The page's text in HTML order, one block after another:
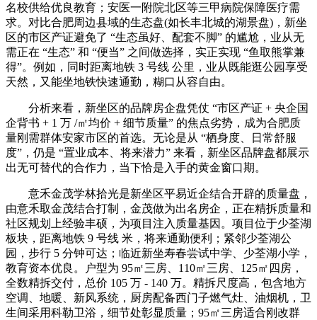
名校供给优良教育；安医一附院北区等三甲病院保障医疗需
求。对比合肥周边县域的生态盘(如长丰北城的湖景盘)，新坐
区的市区产证避免了 “生态虽好、配套不脚” 的尴尬，业从无
需正在 “生态” 和 “便当” 之间做选择，实正实现 “鱼取熊掌兼
得”。例如，同时距离地铁 3 号线 公里，业从既能逛公园享受
天然，又能坐地铁快速通勤，糊口从容自由。
分析来看，新坐区的品牌房企盘凭仗 “市区产证 + 央企国
企背书 + 1 万 /㎡均价 + 细节质量” 的焦点劣势，成为合肥质
量刚需群体安家市区的首选。无论是从 “栖身度、日常舒服
度”，仍是 “置业成本、将来潜力” 来看，新坐区品牌盘都展示
出无可替代的合作力，当下恰是入手的黄金窗口期。
意禾金茂学林拾光是新坐区平易近企结合开辟的质量盘，
由意禾取金茂结合打制，金茂做为出名房企，正在精拆质量和
社区规划上经验丰硕，为项目注入质量基因。项目位于少荃湖
板块，距离地铁 9 号线 米，将来通勤便利；紧邻少荃湖公
园，步行 5 分钟可达；临近新坐寿春尝试中学、少荃湖小学，
教育资本优良。户型为 95㎡三房、110㎡三房、125㎡四房，
全数精拆交付，总价 105 万 - 140 万。精拆尺度高，包含地方
空调、地暖、新风系统，厨房配备西门子燃气灶、油烟机，卫
生间采用科勒卫浴，细节处彰显质量；95㎡三房适合刚改群